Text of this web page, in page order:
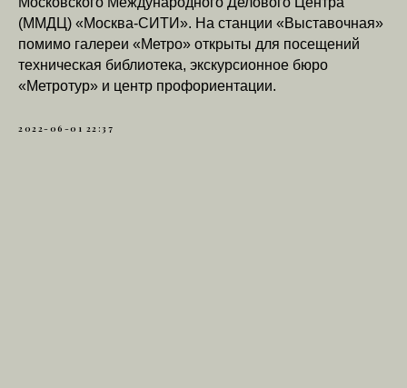
(ММДЦ) «Москва-СИТИ». На станции «Выставочная»
помимо галереи «Метро» открыты для посещений
техническая библиотека, экскурсионное бюро
«Метротур» и центр профориентации.
2022-06-01 22:37